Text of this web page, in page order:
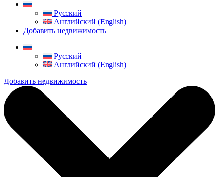
Русский
Английский (English)
Добавить недвижимость
Русский
Английский (English)
Добавить недвижимость